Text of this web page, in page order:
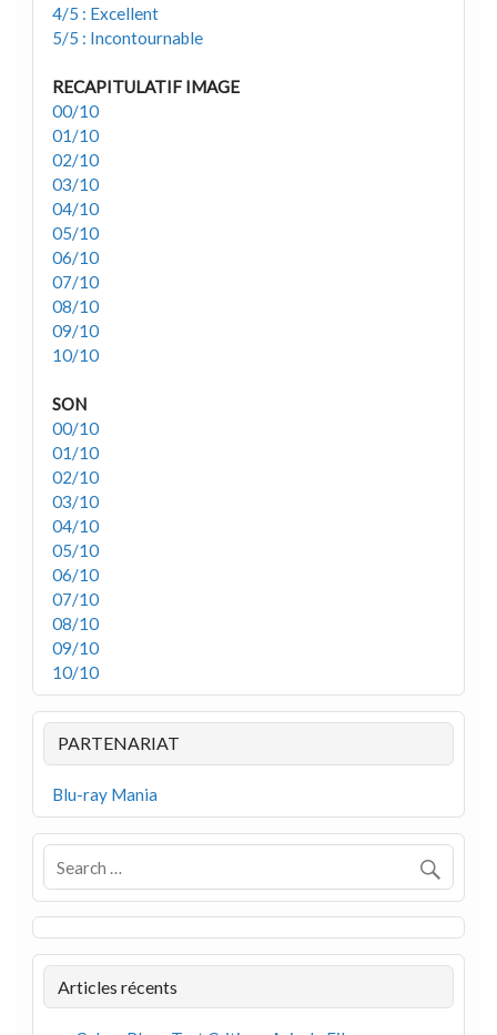
4/5 : Excellent
5/5 : Incontournable
RECAPITULATIF IMAGE
00/10
01/10
02/10
03/10
04/10
05/10
06/10
07/10
08/10
09/10
10/10
SON
00/10
01/10
02/10
03/10
04/10
05/10
06/10
07/10
08/10
09/10
10/10
PARTENARIAT
Blu-ray Mania
Articles récents